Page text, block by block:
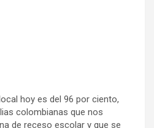
hoy es del 96 por ciento,
colombianas que nos
de receso escolar y que se